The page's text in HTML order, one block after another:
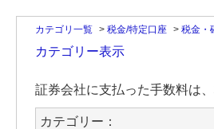
カテゴリ一覧 > 税金/特定口座 > 税金・
カテゴリー表示
証券会社に支払った手数料は
カテゴリー：